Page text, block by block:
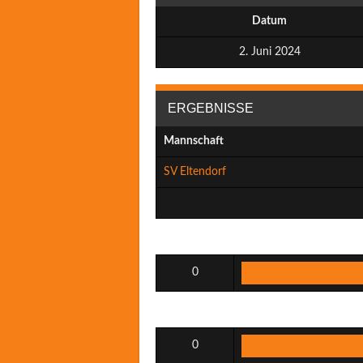
Datum
2. Juni 2024
ERGEBNISSE
Mannschaft
SV Eltendorf
0
0